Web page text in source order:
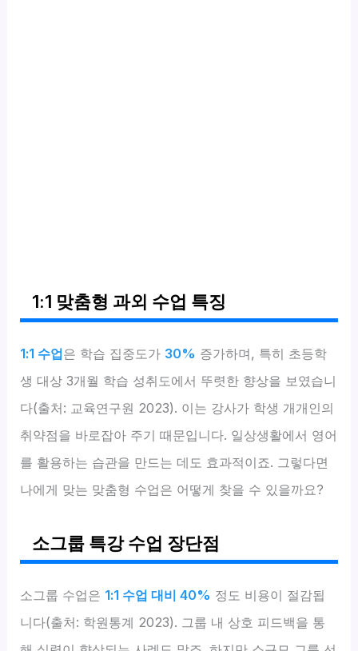
1:1 맞춤형 과외 수업 특징
1:1 수업은 학습 집중도가 30% 증가하며, 특히 초등학
생 대상 3개월 학습 성취도에서 뚜렷한 향상을 보였습니
다(출처: 교육연구원 2023). 이는 강사가 학생 개개인의
취약점을 바로잡아 주기 때문입니다. 일상생활에서 영어
를 활용하는 습관을 만드는 데도 효과적이죠. 그렇다면
나에게 맞는 맞춤형 수업은 어떻게 찾을 수 있을까요?
소그룹 특강 수업 장단점
소그룹 수업은 1:1 수업 대비 40% 정도 비용이 절감됩
니다(출처: 학원통계 2023). 그룹 내 상호 피드백을 통